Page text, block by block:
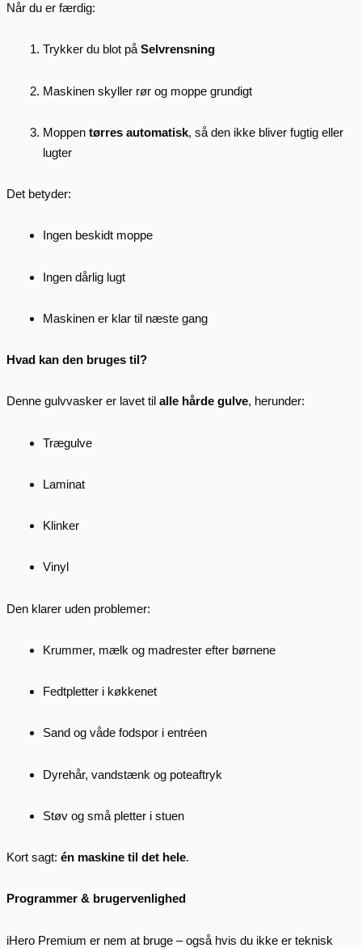
Når du er færdig:
Trykker du blot påSelvrensning
Maskinen skyller rør og moppe grundigt
Moppen tørres automatisk, så den ikke bliver fugtig eller
lugter
Det betyder:
Ingen beskidt moppe
Ingen dårlig lugt
Maskinen er klar til næste gang
Hvad kan den bruges til?
Denne gulvvasker er lavet til alle hårde gulve, herunder:
Trægulve
Laminat
Klinker
Vinyl
Den klarer uden problemer:
Krummer, mælk og madrester efter børnene
Fedtpletter i køkkenet
Sand og våde fodspor i entréen
Dyrehår, vandstænk og poteaftryk
Støv og små pletter i stuen
Kort sagt: én maskine til det hele.
Programmer & brugervenlighed
iHero Premium er nem at bruge – også hvis du ikke er teknisk